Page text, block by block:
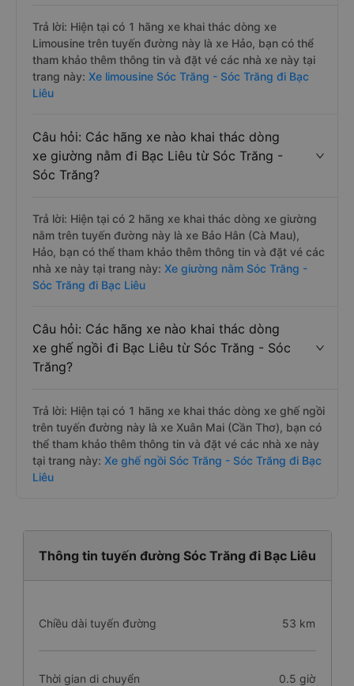
Trả lời: Hiện tại có 1 hãng xe khai thác dòng xe
Limousine trên tuyến đường này là xe Hảo, bạn có thể
tham khảo thêm thông tin và đặt vé các nhà xe này tại
trang này: Xe limousine Sóc Trăng - Sóc Trăng đi Bạc
Liêu
Câu hỏi: Các hãng xe nào khai thác dòng
xe giường nằm đi Bạc Liêu từ Sóc Trăng -
Sóc Trăng?
Trả lời: Hiện tại có 2 hãng xe khai thác dòng xe giường
nằm trên tuyến đường này là xe Bảo Hân (Cà Mau),
Hảo, bạn có thể tham khảo thêm thông tin và đặt vé các
nhà xe này tại trang này: Xe giường nằm Sóc Trăng -
Sóc Trăng đi Bạc Liêu
Câu hỏi: Các hãng xe nào khai thác dòng
xe ghế ngồi đi Bạc Liêu từ Sóc Trăng - Sóc
Trăng?
Trả lời: Hiện tại có 1 hãng xe khai thác dòng xe ghế ngồi
trên tuyến đường này là xe Xuân Mai (Cần Thơ), bạn có
thể tham khảo thêm thông tin và đặt vé các nhà xe này
tại trang này: Xe ghế ngồi Sóc Trăng - Sóc Trăng đi Bạc
Liêu
Thông tin tuyến đường Sóc Trăng đi Bạc Liêu
Chiều dài tuyến đường 53 km
Thời gian di chuyển 0.5 giờ